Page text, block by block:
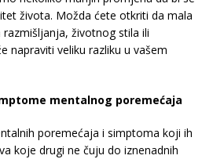
života. Možda ćete otkriti da mala
životnog stila ili
napraviti veliku razliku u vašem
mentalnog poremećaja
poremećaja i simptoma koji ih
koje drugi ne čuju do iznenadnih